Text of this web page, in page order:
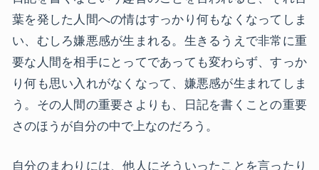
葉を発した人間への情はすっかり何もなくなってしま
い、むしろ嫌悪感が生まれる。生きるうえで非常に重
要な人間を相手にとってであっても変わらず、すっか
り何も思い入れがなくなって、嫌悪感が生まれてしま
う。その人間の重要さよりも、日記を書くことの重要
さのほうが自分の中で上なのだろう。
自分のまわりには、他人にそういったことを言ったり